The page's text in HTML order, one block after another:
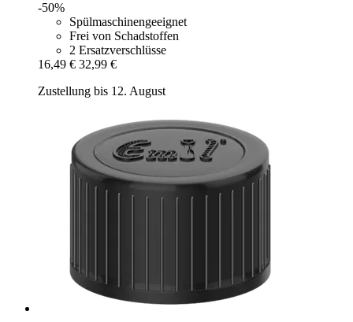
-50%
Spülmaschinengeeignet
Frei von Schadstoffen
2 Ersatzverschlüsse
16,49 € 32,99 €
Zustellung bis 12. August